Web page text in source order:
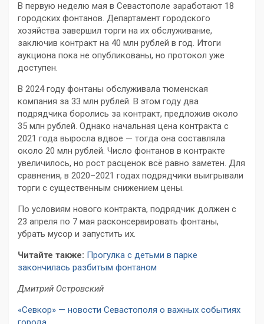
В первую неделю мая в Севастополе заработают 18
городских фонтанов. Департамент городского
хозяйства завершил торги на их обслуживание,
заключив контракт на 40 млн рублей в год. Итоги
аукциона пока не опубликованы, но протокол уже
доступен.
В 2024 году фонтаны обслуживала тюменская
компания за 33 млн рублей. В этом году два
подрядчика боролись за контракт, предложив около
35 млн рублей. Однако начальная цена контракта с
2021 года выросла вдвое — тогда она составляла
около 20 млн рублей. Число фонтанов в контракте
увеличилось, но рост расценок всё равно заметен. Для
сравнения, в 2020–2021 годах подрядчики выигрывали
торги с существенным снижением цены.
По условиям нового контракта, подрядчик должен с
23 апреля по 7 мая расконсервировать фонтаны,
убрать мусор и запустить их.
Читайте также: Прогулка с детьми в парке
закончилась разбитым фонтаном
Дмитрий Островский
«Севкор» — новости Севастополя о важных событиях